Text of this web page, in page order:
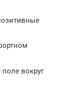
вокруг